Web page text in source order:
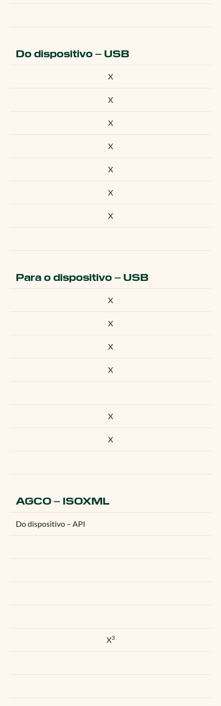
Do dispositivo – USB
X
X
X
X
X
X
X
Para o dispositivo – USB
X
X
X
X
X
X
AGCO – ISOXML
Do dispositivo – API
X3